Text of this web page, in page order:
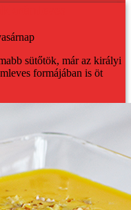
sütőtök, már az királyi
formájában is öt